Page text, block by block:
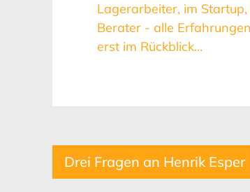
Lagerarbeiter, im
Berater - alle
erst im Rückblick…
Drei Fragen an Henrik Esper